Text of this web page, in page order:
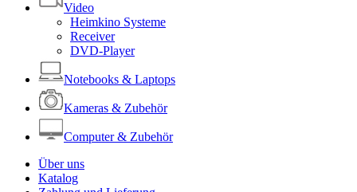
Video
Heimkino Systeme
Receiver
DVD-Player
Notebooks & Laptops
Kameras & Zubehör
Computer & Zubehör
Über uns
Katalog